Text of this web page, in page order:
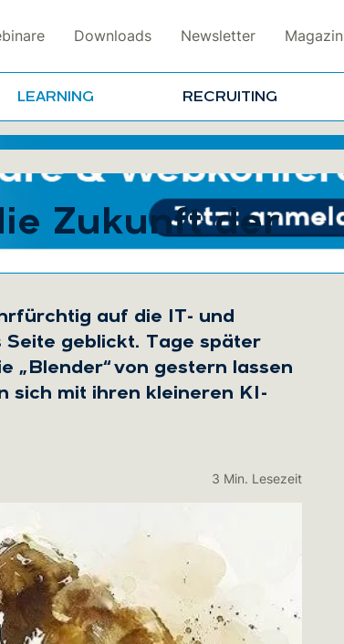
Downloads Newsletter Magazin
LEARNING RECRUITING
Zukunft der
auf die IT- und
Seite geblickt. Tage später
„Blender“ von gestern lassen
sich mit ihren kleineren KI-
3 Min. Lesezeit